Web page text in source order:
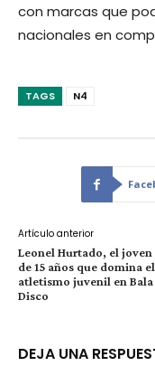
con marcas que
nacionales en
TAGS N4
Artículo anterior
Leonel Hurtado, el
de 15 años que domina el
atletismo juvenil en Bala
Disco
DEJA UNA